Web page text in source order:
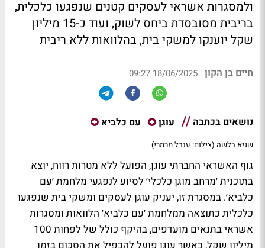
ולמסגרות אשראי לעסקים קטנים שנפגעו כלכלית,
בריבית מסובסדת ביחס לשוק, ועוד כ-15 מיליון
שקל יוענקו למשקי בית, בהלוואות ללא ריבית
חיים בן הקון |
18/06/2025 09:27
נושאים בכתבה עוגן עם כלביא
שגיא בלשה (צילום: ענבל מרמרי)
גוף האשראי החברתי עוגן, הפועל ללא מטרות רווח, יוצא
בתוכנית ׳מרחב מוגן כלכלי׳ לסיוע לנפגעי מלחמת ׳עם
כלביא׳. במסגרת זו, יעניק עוגן לעסקים ומשקי בית שנפגעו
כלכלית כתוצאה ממלחמת ׳עם כלביא׳ הלוואות ומסגרות
אשראי בתנאים מועדפים, בהיקף כולל של לפחות 100